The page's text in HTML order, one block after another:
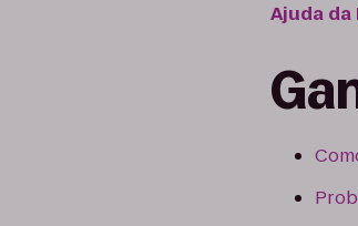
Ajuda da